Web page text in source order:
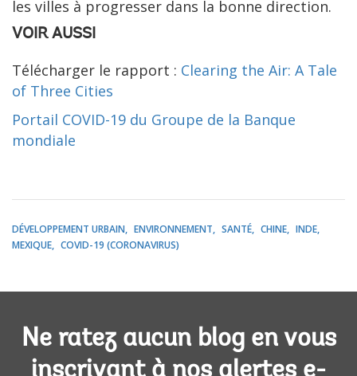
les villes à progresser dans la bonne direction.
VOIR AUSSI
Télécharger le rapport : Clearing the Air: A Tale
of Three Cities
Portail COVID-19 du Groupe de la Banque
mondiale
DÉVELOPPEMENT URBAIN ENVIRONNEMENT SANTÉ CHINE
INDE
MEXIQUE
COVID-19 (CORONAVIRUS)
Ne ratez aucun blog en vous